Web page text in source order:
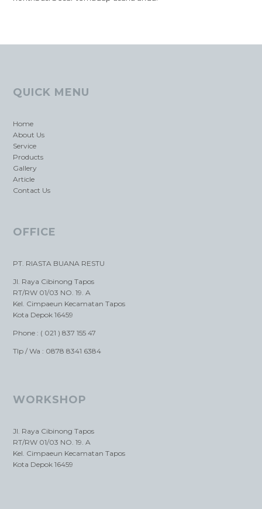
QUICK MENU
Home
About Us
Service
Products
Gallery
Article
Contact Us
OFFICE
PT. RIASTA BUANA RESTU
Jl. Raya Cibinong Tapos
RT/RW 01/03 NO. 19. A
Kel. Cimpaeun Kecamatan Tapos
Kota Depok 16459
Phone : ( 021 ) 837 155 47
Tlp / Wa : 0878 8341 6384
WORKSHOP
Jl. Raya Cibinong Tapos
RT/RW 01/03 NO. 19. A
Kel. Cimpaeun Kecamatan Tapos
Kota Depok 16459